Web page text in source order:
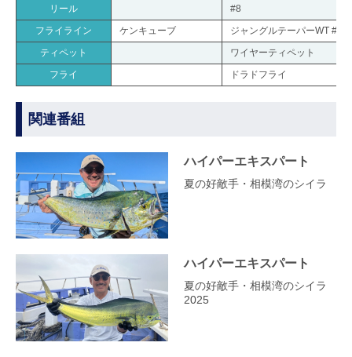
リール
#8
フライライン
ケンキューブ
ジャングルテーパーWT #8
ティペット
ワイヤーティペット
フライ
ドラドフライ
関連番組
ハイパーエキスパート
夏の好敵手・相模湾のシイラ
ハイパーエキスパート
夏の好敵手・相模湾のシイラ
2025